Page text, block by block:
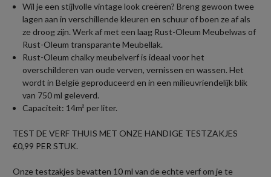
Wil je een stijlvolle vintage look creëren? Breng gewoon twee
lagen aan in verschillende kleuren en schuur of boen ze af als
ze droog zijn. Werk af met een laag Rust-Oleum Meubelwas of
Rust-Oleum transparante Meubellak.
Rust-Oleum chalky meubelverf is ideaal voor het
overschilderen van oude verven, vernissen en wassen. Het
wordt in België geproduceerd en in een milieuvriendelijk blik
van 750 ml geleverd.
Capaciteit: 14m² per liter.
TEST DE VERF THUIS MET ONZE HANDIGE TESTZAKJES
€0,99 PER STUK.
Onze testzakjes bevatten 10 ml van de echte verf om je te